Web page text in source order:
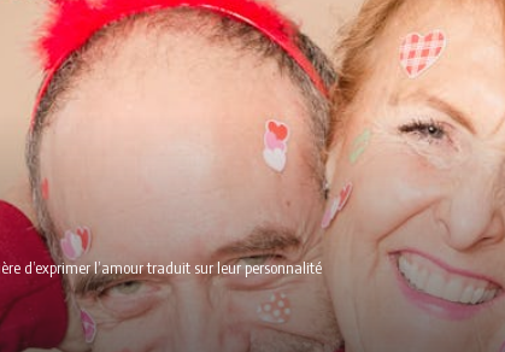
d’exprimer l’amour traduit sur leur personnalité